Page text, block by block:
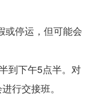
或停运，但可能会
到下午5点半。对
行交接班。